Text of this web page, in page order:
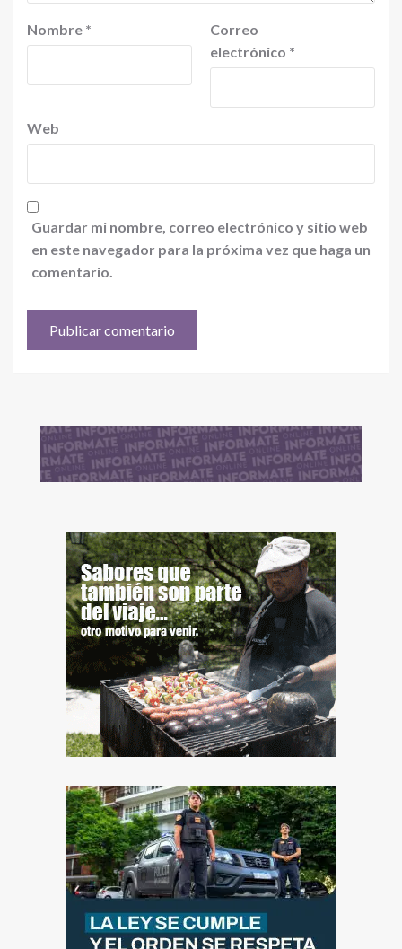
Nombre *
Correo
electrónico *
Web
Guardar mi nombre, correo electrónico y sitio web
en este navegador para la próxima vez que haga un
comentario.